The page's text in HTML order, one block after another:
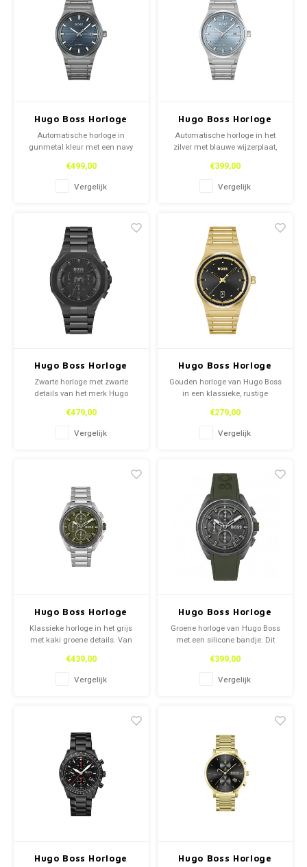
Hugo Boss Horloge
Automatische horloge in
gunmetal kleur met een navy
Boss.
€499,00
Vergelijk
Hugo Boss Horloge
Automatische horloge in het
zilver met blauwe wijzerplaat,
€399,00
Vergelijk
Hugo Boss Horloge
Zwarte horloge met zwarte
details van het merk Hugo
€479,00
Vergelijk
Hugo Boss Horloge
Gouden horloge van Hugo Boss
in een klassieke, rustige
€279,00
Vergelijk
Hugo Boss Horloge
Klassieke horloge in het grijs
met kaki groene details. Van
€439,00
Vergelijk
Hugo Boss Horloge
Groene horloge van Hugo Boss
met een silicone bandje. Dit
€399,00
Vergelijk
Hugo Boss Horloge Hugo Boss Horloge